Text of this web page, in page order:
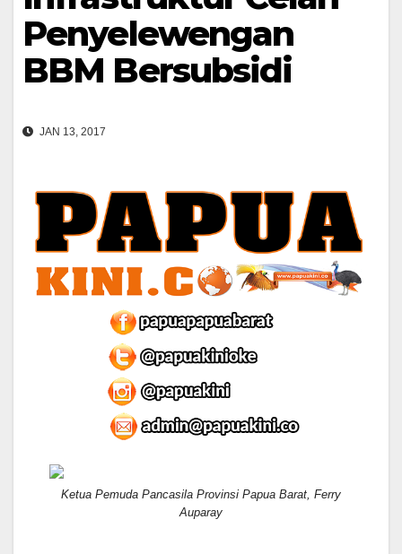
Penyelewengan
BBM Bersubsidi
JAN 13, 2017
Ketua Pemuda Pancasila Provinsi Papua Barat, Ferry
Auparay